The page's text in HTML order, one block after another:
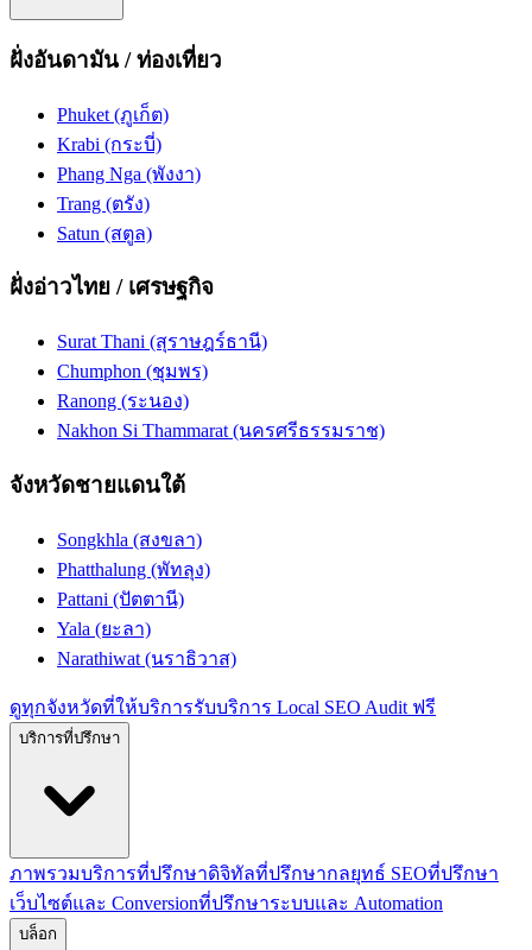
ฝั่งอันดามัน / ท่องเที่ยว
Phuket (ภูเก็ต)
Krabi (กระบี่)
Phang Nga (พังงา)
Trang (ตรัง)
Satun (สตูล)
ฝั่งอ่าวไทย / เศรษฐกิจ
Surat Thani (สุราษฎร์ธานี)
Chumphon (ชุมพร)
Ranong (ระนอง)
Nakhon Si Thammarat (นครศรีธรรมราช)
จังหวัดชายแดนใต้
Songkhla (สงขลา)
Phatthalung (พัทลุง)
Pattani (ปัตตานี)
Yala (ยะลา)
Narathiwat (นราธิวาส)
ดูทุกจังหวัดที่ให้บริการรับบริการ Local SEO Audit ฟรี
บริการที่ปรึกษา
ภาพรวมบริการที่ปรึกษาดิจิทัลที่ปรึกษากลยุทธ์ SEOที่ปรึกษา
เว็บไซต์และ Conversionที่ปรึกษาระบบและ Automation
บล็อก